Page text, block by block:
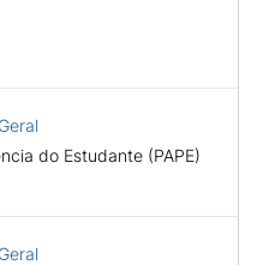
do Estudante (PAPE)